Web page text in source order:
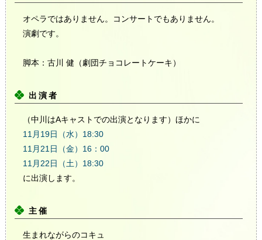
オペラではありません。コンサートでもありません。
演劇です。
脚本：古川 健（劇団チョコレートケーキ）
出演者
（中川はAキャストでの出演となります）ほかに
11月19日（水）18:30
11月21日（金）16：00
11月22日（土）18:30
に出演します。
主催
生まれながらのコキュ